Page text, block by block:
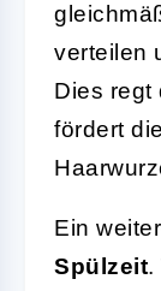
verteilen
Dies regt
fördert
Ein
Spülzeit.